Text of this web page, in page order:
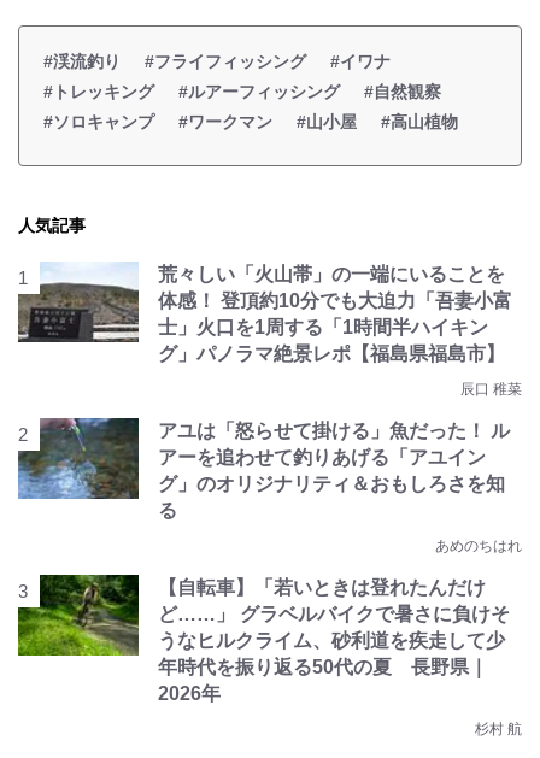
#渓流釣り #フライフィッシング
#イワナ
#トレッキング
#ルアーフィッシング
#自然観察
#ソロキャンプ
#ワークマン #山小屋 #高山植物
人気記事
荒々しい「火山帯」の一端にいることを
体感！ 登頂約10分でも大迫力「吾妻小富
士」火口を1周する「1時間半ハイキン
グ」パノラマ絶景レポ【福島県福島市】
辰口 稚菜
アユは「怒らせて掛ける」魚だった！ ル
アーを追わせて釣りあげる「アユイン
グ」のオリジナリティ＆おもしろさを知
る
あめのちはれ
【自転車】「若いときは登れたんだけ
ど……」 グラベルバイクで暑さに負けそ
うなヒルクライム、砂利道を疾走して少
年時代を振り返る50代の夏 長野県｜
2026年
杉村 航